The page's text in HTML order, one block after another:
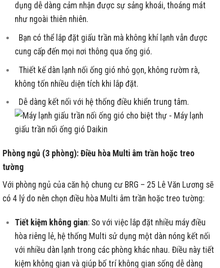
dụng dễ dàng cảm nhận được sự sảng khoái, thoáng mát
như ngoài thiên nhiên.
Bạn có thể lắp đặt giấu trần mà không khí lạnh vẫn được
cung cấp đến mọi nơi thông qua ống gió.
Thiết kế dàn lạnh nối ống gió nhỏ gọn, không rườm rà,
không tốn nhiều diện tích khi lắp đặt.
Dễ dàng kết nối với hệ thống điều khiển trung tâm.
Phòng ngủ (3 phòng): Điều hòa Multi âm trần hoặc treo
tường
Với phòng ngủ của căn hộ chung cư BRG – 25 Lê Văn Lương sẽ
có 4 lý do nên chọn điều hòa Multi âm trần hoặc treo tường:
Tiết kiệm không gian: So với việc lắp đặt nhiều máy điều
hòa riêng lẻ, hệ thống Multi sử dụng một dàn nóng kết nối
với nhiều dàn lạnh trong các phòng khác nhau. Điều này tiết
kiệm không gian và giúp bố trí không gian sống dễ dàng